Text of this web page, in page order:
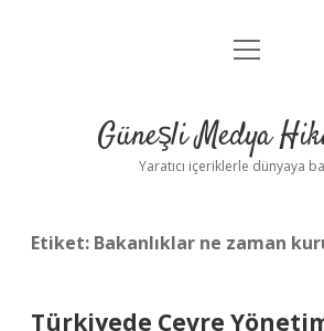
Anasayfa
Yasal Uyarı
menüyü
Güneşli Medya
Yaratıcı içeriklerle dünyaya
Etiket: Bakanlıklar ne zaman
Türkiyede Çevre